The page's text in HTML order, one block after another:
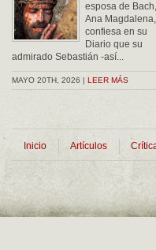
esposa de Bach,
Ana Magdalena,
confiesa en su
Diario que su
admirado Sebastián -así...
MAYO 20TH, 2026 | LEER MÁS
Inicio Artículos